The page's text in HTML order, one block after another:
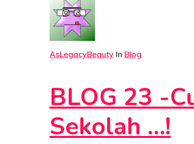
AsLegacyBeauty In Blog
BLOG 23 -
Sekolah …!